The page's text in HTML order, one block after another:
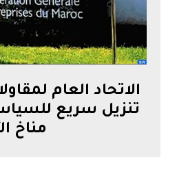
الاتحاد العام
تنزيل سريع
مناخ